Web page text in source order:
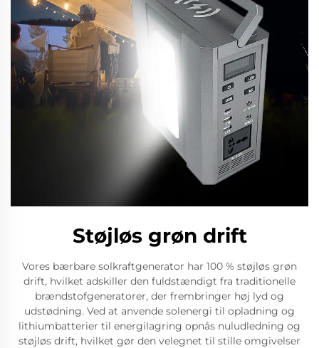
Støjløs grøn drift
Vores bærbare solkraftgenerator har 100 % støjløs grøn
drift, hvilket adskiller den fuldstændigt fra traditionelle
brændstofgeneratorer, der frembringer høj lyd og
udstødning. Ved at anvende solenergi til opladning og
lithiumbatterier til energilagring opnås nuludledning og
støjløs drift, hvilket gør den velegnet til stille omgivelser